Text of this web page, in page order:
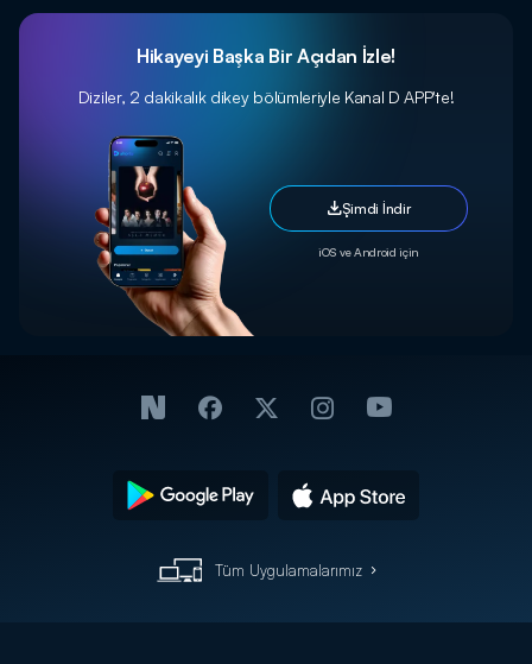
Hikayeyi Başka Bir Açıdan İzle!
Diziler, 2 dakikalık dikey bölümleriyle Kanal D APP'te!
Şimdi İndir
iOS ve Android için
Tüm Uygulamalarımız